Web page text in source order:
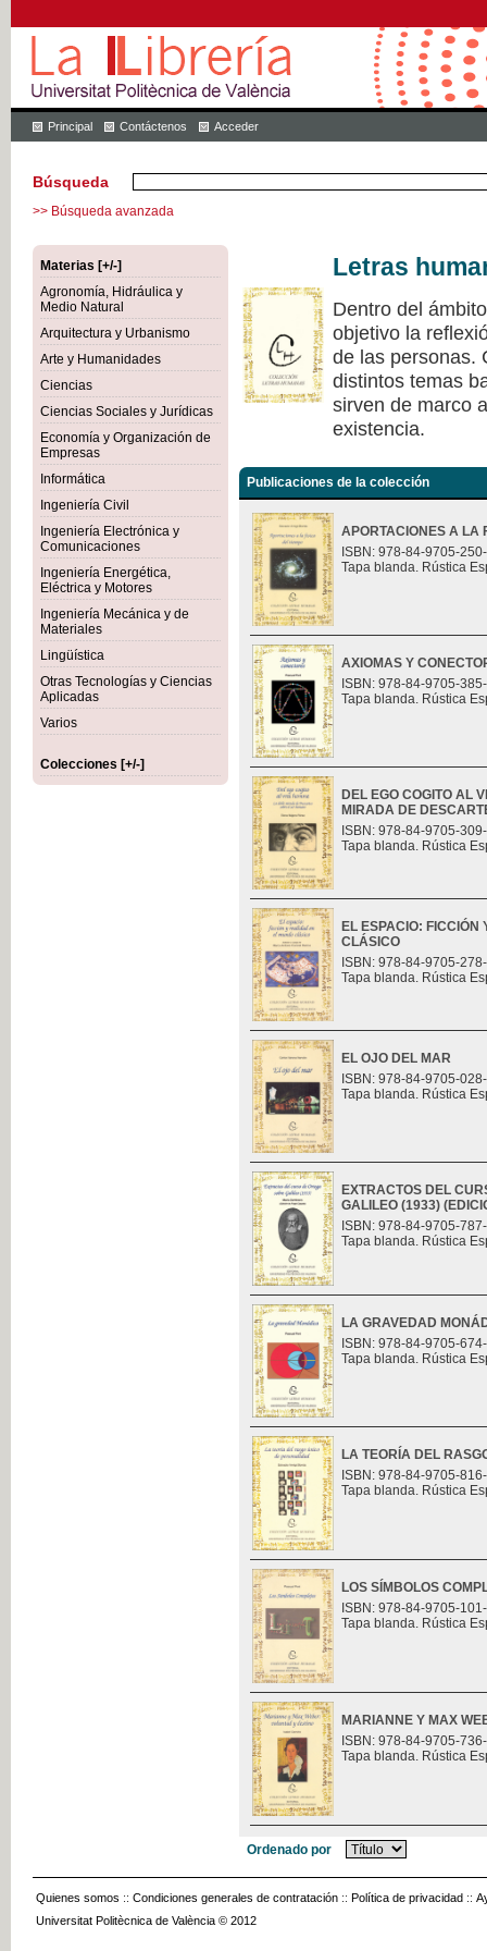
Principal Contáctenos Acceder
Búsqueda
>> Búsqueda avanzada
Materias [+/-]
Agronomía, Hidráulica y
Medio Natural
Arquitectura y Urbanismo
Arte y Humanidades
Ciencias
Ciencias Sociales y Jurídicas
Economía y Organización de
Empresas
Informática
Ingeniería Civil
Ingeniería Electrónica y
Comunicaciones
Ingeniería Energética,
Eléctrica y Motores
Ingeniería Mecánica y de
Materiales
Lingüística
Otras Tecnologías y Ciencias
Aplicadas
Varios
Colecciones [+/-]
Letras
Dentro del
objetivo la
de las personas.
distintos temas
sirven de marco
existencia.
Publicaciones de la colección
APORTACIONES A LA
ISBN: 978-84-9705-
Tapa blanda. Rústica
AXIOMAS Y
ISBN: 978-84-9705-
Tapa blanda. Rústica
DEL EGO COGITO AL
MIRADA DE
ISBN: 978-84-9705-
Tapa blanda. Rústica
EL ESPACIO:
CLÁSICO
ISBN: 978-84-9705-
Tapa blanda. Rústica
EL OJO DEL MAR
ISBN: 978-84-9705-
Tapa blanda. Rústica
EXTRACTOS DEL
GALILEO (1933)
ISBN: 978-84-9705-
Tapa blanda. Rústica
LA GRAVEDAD
ISBN: 978-84-9705-
Tapa blanda. Rústica
LA TEORÍA DEL
ISBN: 978-84-9705-
Tapa blanda. Rústica
LOS SÍMBOLOS
ISBN: 978-84-9705-
Tapa blanda. Rústica
MARIANNE Y MAX
ISBN: 978-84-9705-
Tapa blanda. Rústica
Ordenado por
Quienes somos :: Condiciones generales de contratación :: Política de privacidad ::
Universitat Politècnica de València © 2012